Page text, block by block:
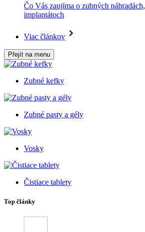
Čo Vás zaujíma o zubných
implantátoch
Viac článkov
Přejít na menu
Zubné kefky
Zubné pasty a gély
Vosky
Čistiace tablety
Top články